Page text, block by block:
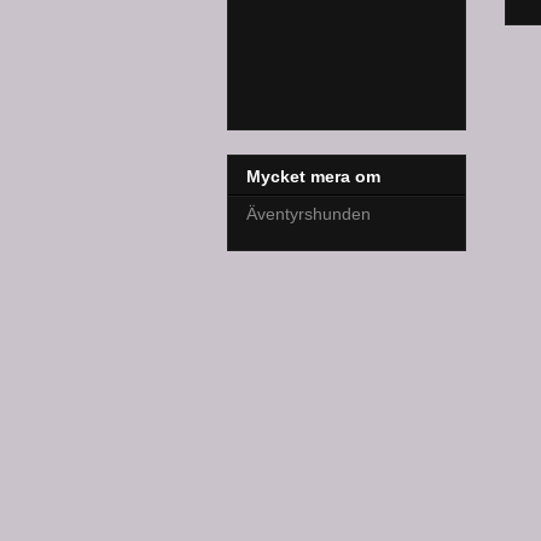
Mycket mera om
Äventyrshunden